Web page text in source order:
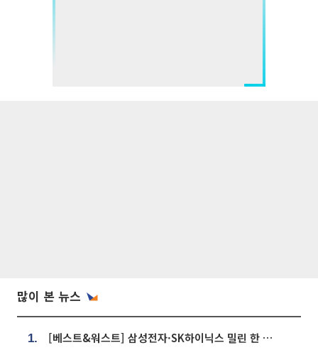
많이 본 뉴스
1. [베스트&워스트] 삼성전자·SK하이닉스 밀린 한 주…상상인증권은 85% 급등